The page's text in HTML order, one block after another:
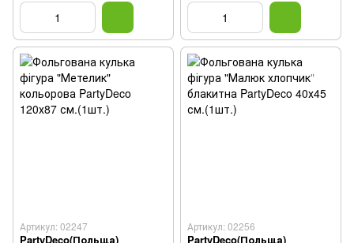
Артикул: 02247
PartyDeco(Польща)
Артикул: 02256
PartyDeco(Польща)